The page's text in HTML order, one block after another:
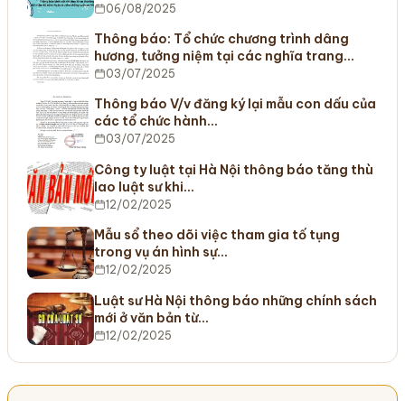
06/08/2025
Thông báo: Tổ chức chương trình dâng
hương, tưởng niệm tại các nghĩa trang…
03/07/2025
Thông báo V/v đăng ký lại mẫu con dấu của
các tổ chức hành…
03/07/2025
Công ty luật tại Hà Nội thông báo tăng thù
lao luật sư khi…
12/02/2025
Mẫu sổ theo dõi việc tham gia tố tụng
trong vụ án hình sự…
12/02/2025
Luật sư Hà Nội thông báo những chính sách
mới ở văn bản từ…
12/02/2025